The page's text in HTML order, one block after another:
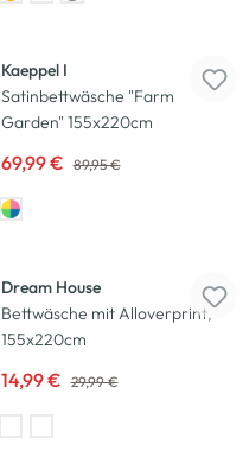
Kaeppel I
Satinbettwäsche "Farm
Garden" 155x220cm
69,99 € 89,95 €
Dream House
Bettwäsche mit Alloverprint,
155x220cm
14,99 € 29,99 €